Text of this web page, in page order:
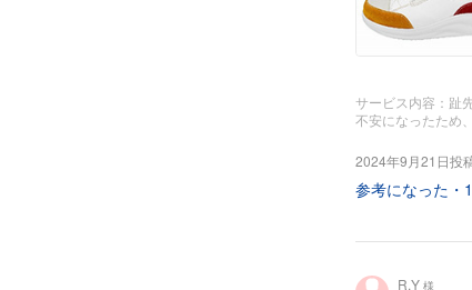
サービス内容：趾
不安になったため
2024年9月21日投
参考になった・ 1
R.Y 様